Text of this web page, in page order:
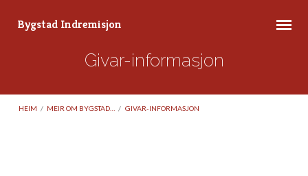
Bygstad Indremisjon
Givar-informasjon
HEIM / MEIR OM BYGSTAD… / GIVAR-INFORMASJON